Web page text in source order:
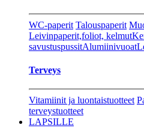
WC-paperit Talouspaperit
Leivinpaperit,foliot, kelmut
savustuspussitAlumiinivuoat
Terveys
Vitamiinit ja luontaistuotteet
terveystuotteet
LAPSILLE